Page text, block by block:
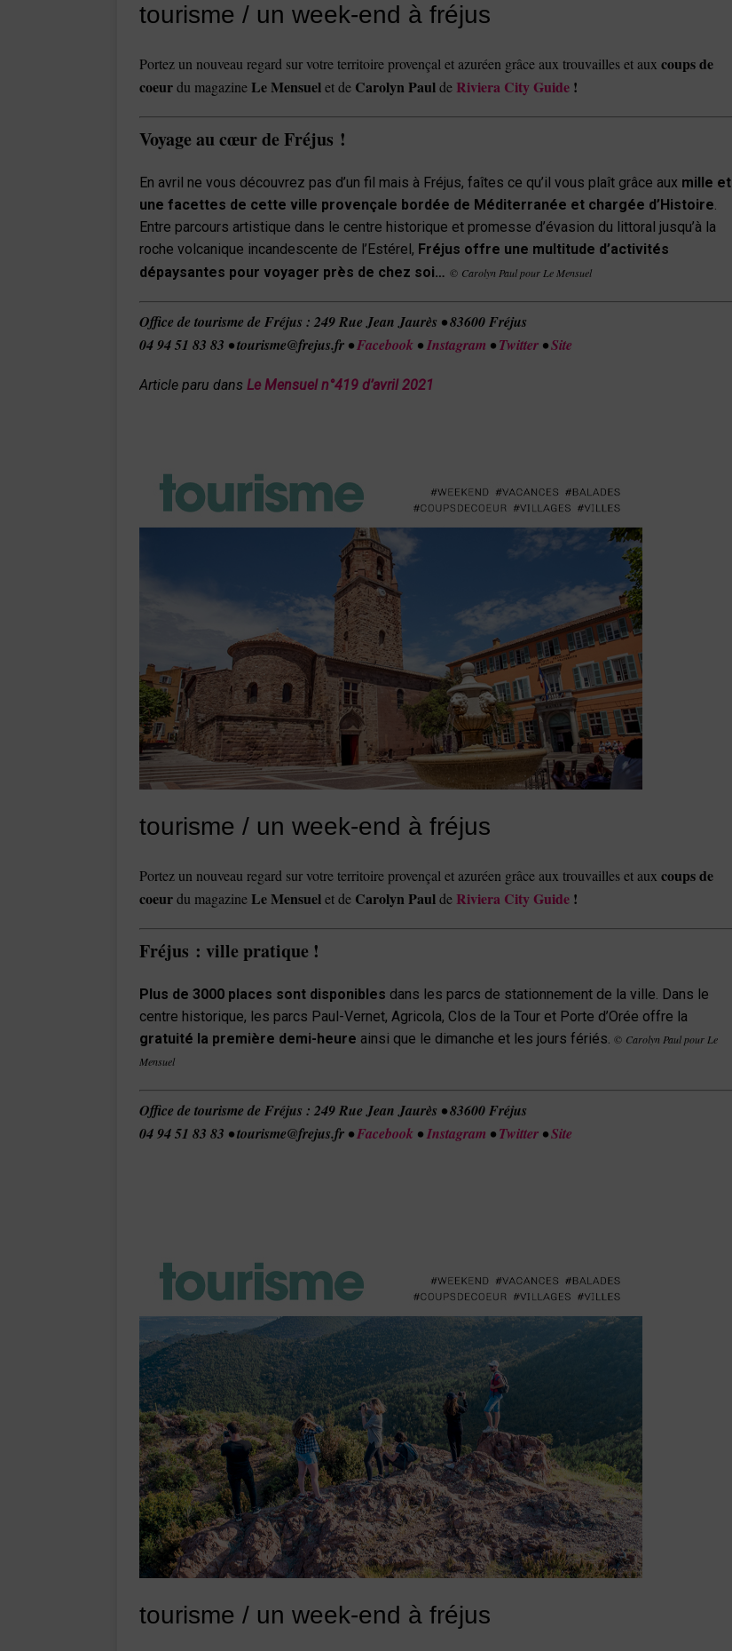
tourisme / un week-end à fréjus
Portez un nouveau regard sur votre territoire provençal et azuréen grâce aux trouvailles et aux coups de
coeurdu magazineLe Mensuelet de Carolyn Paulde Riviera City Guide !
Voyage au cœur de Fréjus !
En avril ne vous découvrez pas d’un fil mais à Fréjus, faîtes ce qu’il vous plaît grâce aux mille et
une facettes de cette ville provençale bordée de Méditerranée et chargée d’Histoire.
Entre parcours artistique dans le centre historique et promesse d’évasion du littoral jusqu’à la
roche volcanique incandescente de l’Estérel, Fréjus offre une multitude d’activités
dépaysantes pour voyager près de chez soi… © Carolyn Paul pour Le Mensuel
Office de tourisme de Fréjus : 249 Rue Jean Jaurès • 83600 Fréjus
04 94 51 83 83 • tourisme@frejus.fr •Facebook •Instagram •Twitter •Site
Article paru dans Le Mensuel n°419 d’avril2021
tourisme / un week-end à fréjus
Portez un nouveau regard sur votre territoire provençal et azuréen grâce aux trouvailles et aux coups de
coeurdu magazineLe Mensuelet de Carolyn Paulde Riviera City Guide !
Fréjus : ville pratique !
Plus de 3000 places sont disponibles dans les parcs de stationnement de la ville. Dans le
centre historique, les parcs Paul-Vernet, Agricola, Clos de la Tour et Porte d’Orée offre la
gratuité la première demi-heure ainsi que le dimanche et les jours fériés. © Carolyn Paul pour Le
Mensuel
Office de tourisme de Fréjus : 249 Rue Jean Jaurès • 83600 Fréjus
04 94 51 83 83 • tourisme@frejus.fr •Facebook •Instagram •Twitter •Site
tourisme / un week-end à fréjus